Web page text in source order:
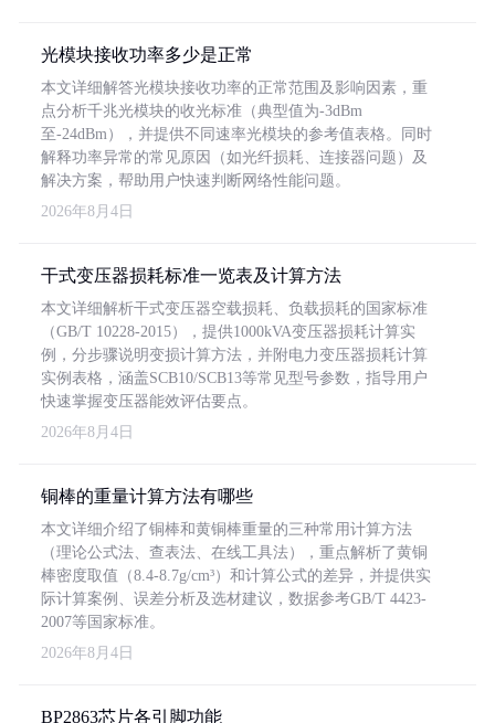
光模块接收功率多少是正常
本文详细解答光模块接收功率的正常范围及影响因素，重
点分析千兆光模块的收光标准（典型值为-3dBm
至-24dBm），并提供不同速率光模块的参考值表格。同时
解释功率异常的常见原因（如光纤损耗、连接器问题）及
解决方案，帮助用户快速判断网络性能问题。
2026年8月4日
干式变压器损耗标准一览表及计算方法
本文详细解析干式变压器空载损耗、负载损耗的国家标准
（GB/T 10228-2015），提供1000kVA变压器损耗计算实
例，分步骤说明变损计算方法，并附电力变压器损耗计算
实例表格，涵盖SCB10/SCB13等常见型号参数，指导用户
快速掌握变压器能效评估要点。
2026年8月4日
铜棒的重量计算方法有哪些
本文详细介绍了铜棒和黄铜棒重量的三种常用计算方法
（理论公式法、查表法、在线工具法），重点解析了黄铜
棒密度取值（8.4-8.7g/cm³）和计算公式的差异，并提供实
际计算案例、误差分析及选材建议，数据参考GB/T 4423-
2007等国家标准。
2026年8月4日
BP2863芯片各引脚功能